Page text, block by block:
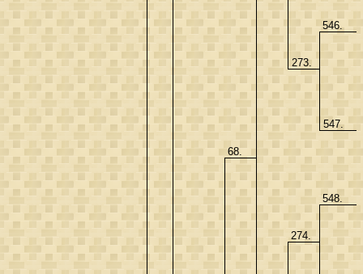
68.
273.
546.
547.
274.
548.